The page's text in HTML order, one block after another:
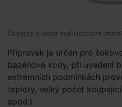
Obrázky a videa mají ilustrační
Přípravek je určen pro
bazénové vody, při uvedení
extrémních podmínkách
teploty, velký počet
apod.)